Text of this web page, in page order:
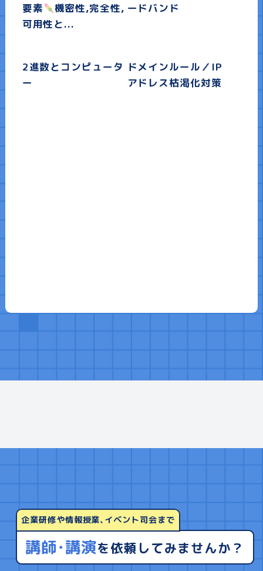
要素
機密性,完全性,
可用性と...
ードバンド
2進数とコンピュータ
ー
ドメインルール／IP
アドレス枯渇化対策
企業研修や情報授業､イベント司会まで
講師･講演を依頼してみませんか？